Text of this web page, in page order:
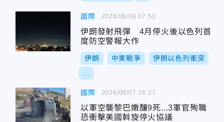
國際
伊朗發射飛彈 4月停火後以色列首
度防空警報大作
伊朗 中東戰爭 伊朗以色列衝突
2026/06/08 07:52
國際
以軍空襲黎巴嫩釀9死...3軍官殉職
恐衝擊美國斡旋停火協議
2026/06/07 16:27